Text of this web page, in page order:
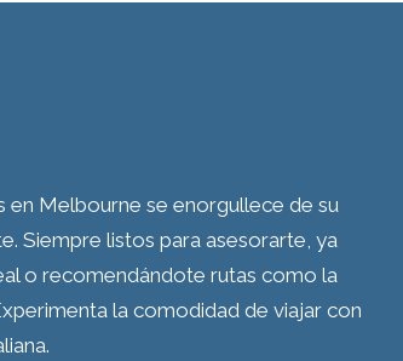
en Melbourne se enorgullece de su
Siempre listos para asesorarte, ya
o recomendándote rutas como la
la comodidad de viajar con